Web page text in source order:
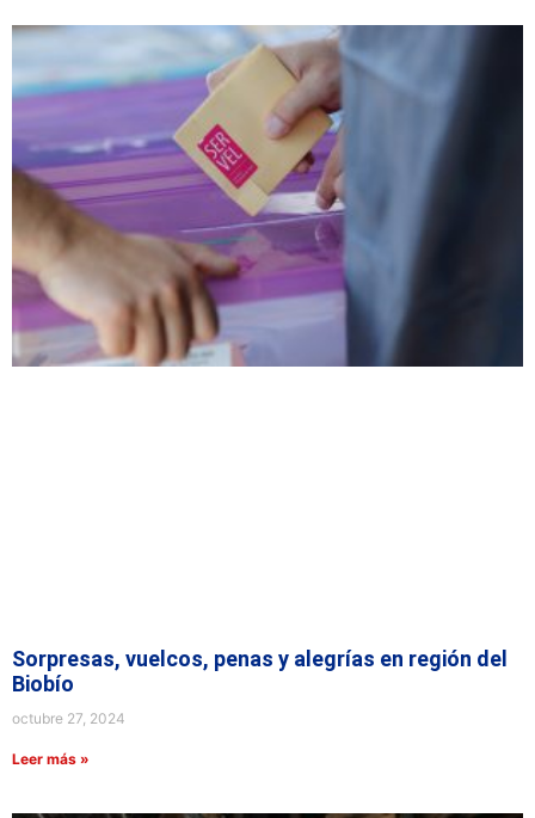
Sorpresas, vuelcos, penas y alegrías en región del
Biobío
octubre 27, 2024
Leer más »